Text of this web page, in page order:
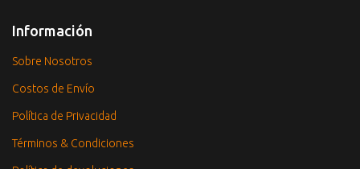
Información
Sobre Nosotros
Costos de Envío
Política de Privacidad
Términos & Condiciones